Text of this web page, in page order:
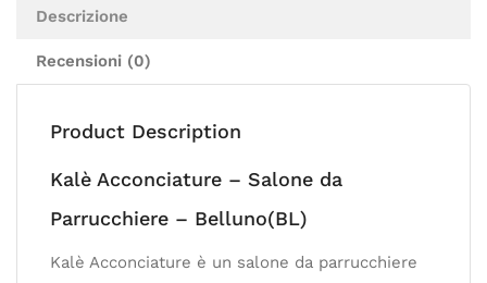
Descrizione
Recensioni (0)
Product Description
Kalè Acconciature – Salone da
Parrucchiere – Belluno(BL)
Kalè Acconciature è un salone da parrucchiere